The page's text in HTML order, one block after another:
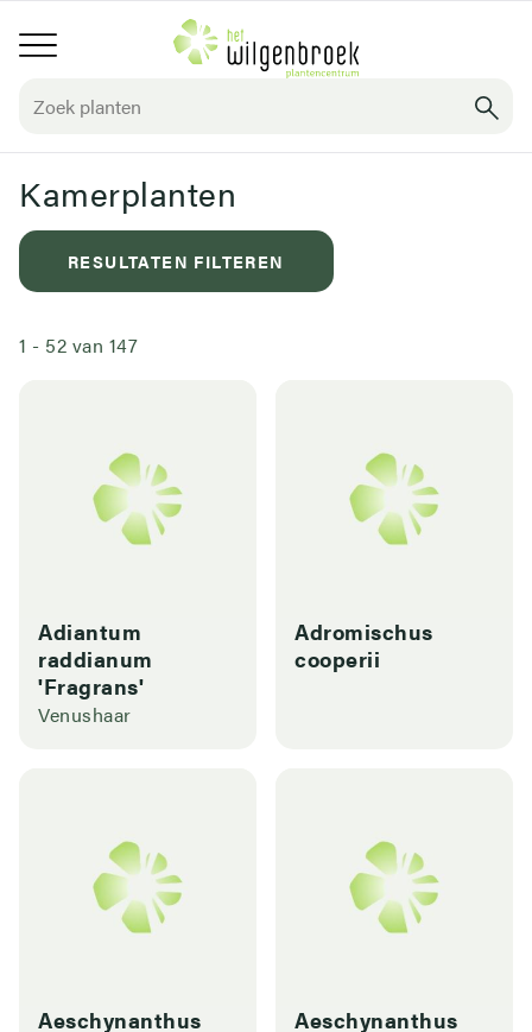
enHoofdnavigatie
Kamerplanten
RESULTATEN FILTEREN
1 - 52 van 147
Adiantum
raddianum
'Fragrans'
Venushaar
Adromischus
cooperii
Aeschynanthus
Aeschynanthus